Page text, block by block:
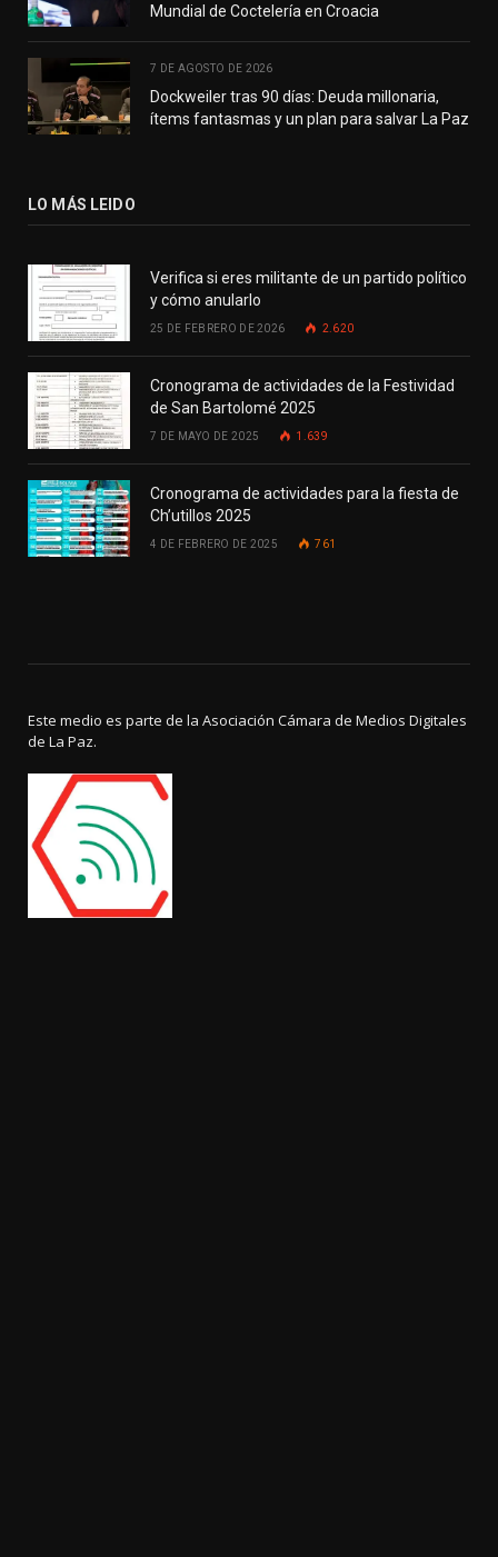
Mundial de Coctelería en Croacia
7 DE AGOSTO DE 2026
Dockweiler tras 90 días: Deuda millonaria,
ítems fantasmas y un plan para salvar La Paz
LO MÁS LEIDO
Verifica si eres militante de un partido político
y cómo anularlo
25 DE FEBRERO DE 2026 2.620
Cronograma de actividades de la Festividad
de San Bartolomé 2025
7 DE MAYO DE 2025 1.639
Cronograma de actividades para la fiesta de
Ch’utillos 2025
4 DE FEBRERO DE 2025 761
Este medio es parte de la Asociación Cámara de Medios Digitales
de La Paz.